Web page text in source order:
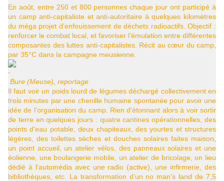
En août, entre 250 et 800 personnes chaque jour ont participé à
un camp anti-capitaliste et anti-autoritaire à quelques kilomètres
du méga projet d’enfouissement de déchets radioactifs. Objectif :
renforcer le combat local, et favoriser l’émulation entre différentes
composantes des luttes anti-capitalistes. Récit au cœur du camp,
par 35°C dans la campagne meusienne.
Bure (Meuse), reportage
Il faut voir un poids lourd de légumes déchargé collectivement en
trois minutes par une chenille humaine spontanée pour avoir une
idée de l’organisation du camp. Rien d’étonnant alors à voir sortir
de terre en quelques jours : quatre cantines opérationnelles, des
points d’eau potable, deux chapiteaux, des yourtes et structures
légères, des toilettes sèches et douches solaires faites maison,
un point accueil, un atelier vélos, des panneaux solaires et une
éolienne, une boulangerie mobile, un atelier de bricolage, un lieu
dédié à l’automédia avec une radio (active), une infirmerie, des
bibliothèques, etc. La transformation d’un no man’s land de 7,5